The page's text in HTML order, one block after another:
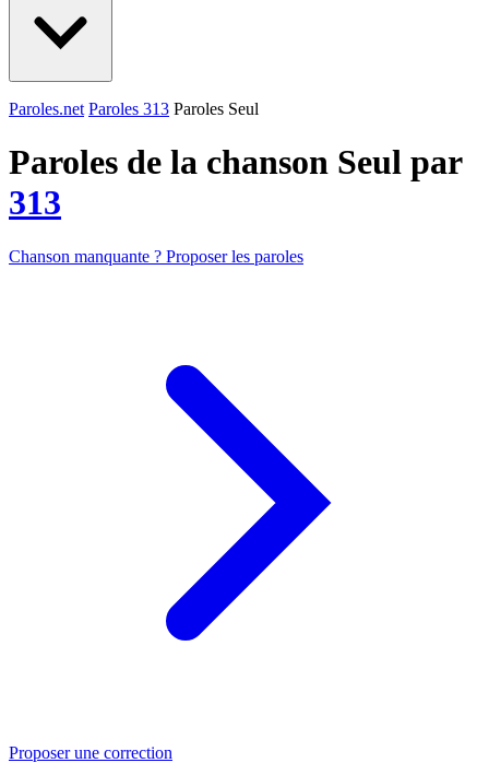
Paroles.net Paroles 313 Paroles Seul
Paroles de la chanson Seul par
313
Chanson manquante ? Proposer les paroles
Proposer une correction